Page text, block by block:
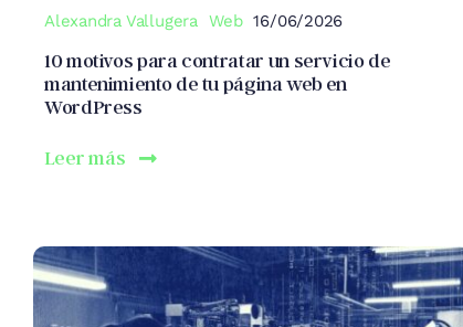
Alexandra Vallugera Web 16/06/2026
10 motivos para contratar un servicio de
mantenimiento de tu página web en
WordPress
Leer más